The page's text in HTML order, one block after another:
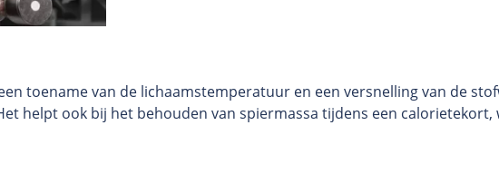
toename van de lichaamstemperatuur en een versnelling van de
helpt ook bij het behouden van spiermassa tijdens een